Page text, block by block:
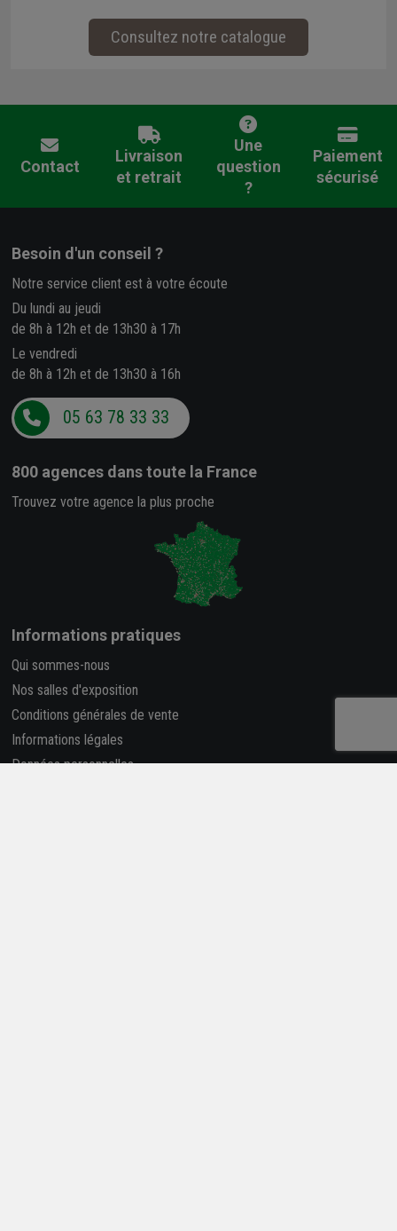
Consultez notre catalogue
Contact
Livraison
et retrait
Une
question
?
Paiement
sécurisé
Besoin d'un conseil ?
Notre service client est à votre écoute
Du lundi au jeudi
de 8h à 12h et de 13h30 à 17h
Le vendredi
de 8h à 12h et de 13h30 à 16h
05 63 78 33 33
800 agences dans toute la France
Trouvez votre agence la plus proche
Informations pratiques
Qui sommes-nous
Nos salles d'exposition
Conditions générales de vente
Informations légales
Données personnelles